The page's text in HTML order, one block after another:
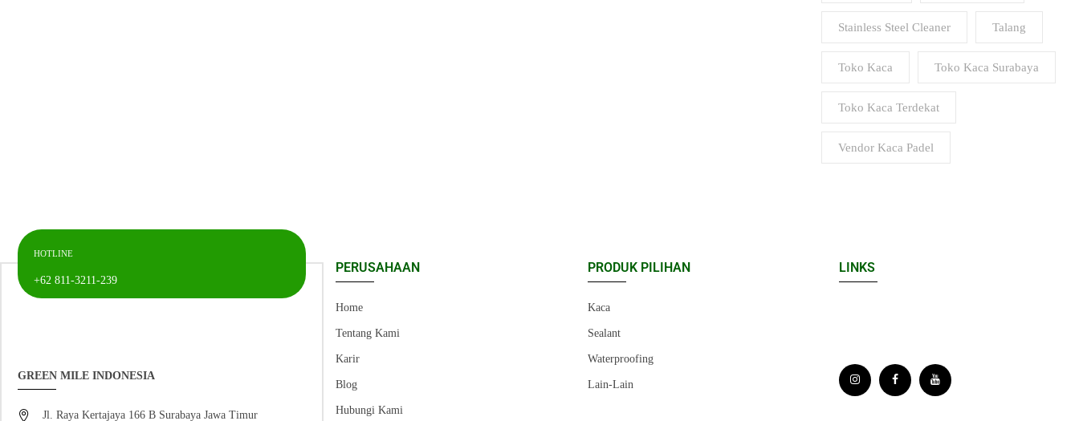
Stainless Steel Cleaner Talang
Toko Kaca Toko Kaca Surabaya
Toko Kaca Terdekat
Vendor Kaca Padel
HOTLINE
+62 811-3211-239
GREEN MILE INDONESIA
Jl. Raya Kertajaya 166 B Surabaya Jawa Timur
PERUSAHAAN
Home
Tentang Kami
Karir
Blog
Hubungi Kami
PRODUK PILIHAN
Kaca
Sealant
Waterproofing
Lain-Lain
LINKS